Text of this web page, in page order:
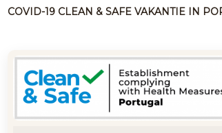
COVID-19 CLEAN & SAFE VAKANTIE IN